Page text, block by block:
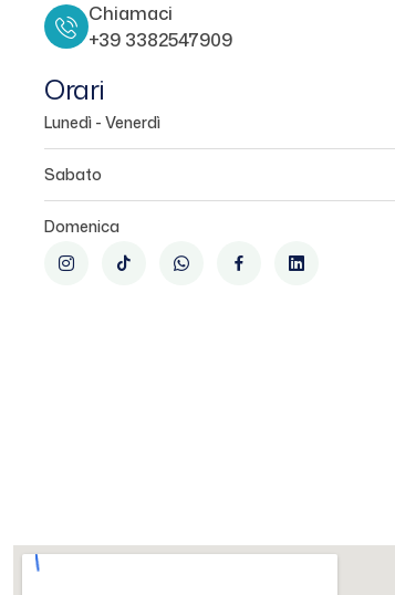
Chiamaci
+39 3382547909
Orari
Lunedì - Venerdì
Sabato
Domenica